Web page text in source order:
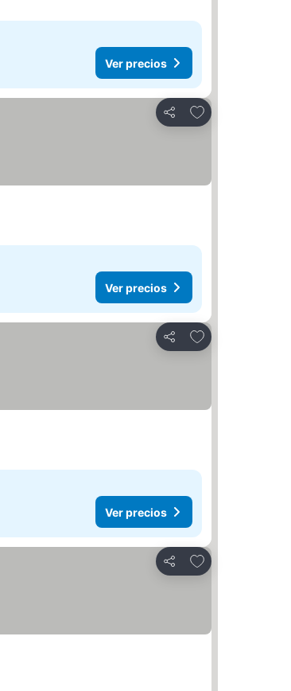
Ver precios
Compartir
Agregar a
Ver precios
Compartir
Agregar a
Ver precios
Compartir
Agregar a